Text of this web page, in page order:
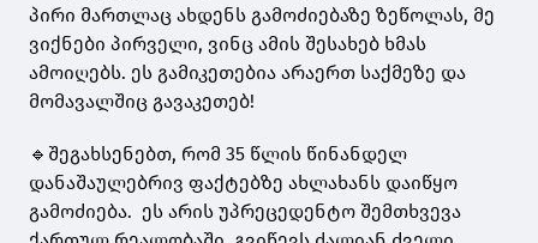
პირი მართლაც ახდენს გამოძიებაზე ზეწოლას, მე
ვიქნები პირველი, ვინც ამის შესახებ ხმას
ამოიღებს. ეს გამიკეთებია არაერთ საქმეზე და
მომავალშიც გავაკეთებ!
🔹შეგახსენებთ, რომ 35 წლის წინანდელ
დანაშაულებრივ ფაქტებზე ახლახანს დაიწყო
გამოძიება. ეს არის უპრეცედენტო შემთხვევა